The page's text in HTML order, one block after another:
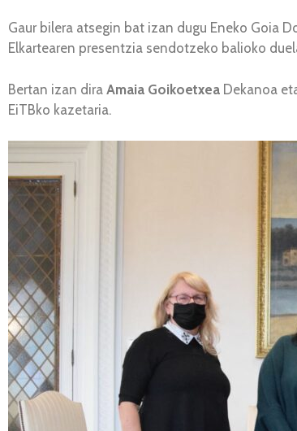
Gaur bilera atsegin bat izan dugu Eneko Goia
Elkartearen presentzia sendotzeko balioko
Bertan izan dira Amaia Goikoetxea Dekanoa
EiTBko kazetaria.